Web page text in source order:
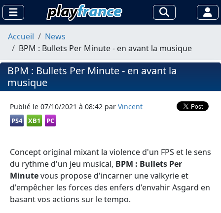
Accueil
News
BPM : Bullets Per Minute - en avant la musique
BPM : Bullets Per Minute - en avant la
musique
Publié le 07/10/2021 à 08:42 par Vincent
PS4 XB1 PC
Concept original mixant la violence d'un FPS et le sens
du rythme d'un jeu musical, BPM : Bullets Per
Minutevous propose d'incarner une valkyrie et
d'empêcher les forces des enfers d'envahir Asgard en
basant vos actions sur le tempo.